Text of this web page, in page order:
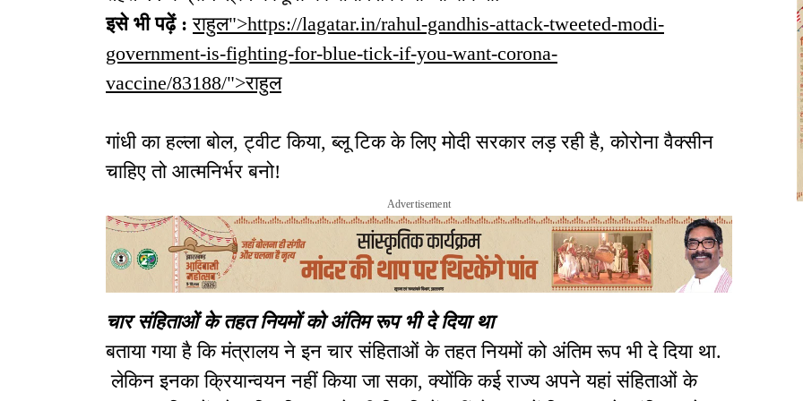
इसे भी पढ़ें :राहुल">https://lagatar.in/rahul-gandhis-attack-tweeted-modi-
government-is-fighting-for-blue-tick-if-you-want-corona-
vaccine/83188/">राहुल
गांधी का हल्ला बोल, ट्वीट किया, ब्लू टिक के लिए मोदी सरकार लड़ रही है, कोरोना वैक्सीन
चाहिए तो आत्मनिर्भर बनो!
Advertisement
चार संहिताओं के तहत नियमों को अंतिम रूप भी दे दिया था
बताया गया है कि मंत्रालय ने इन चार संहिताओं के तहत नियमों को अंतिम रूप भी दे दिया था.
लेकिन इनका क्रियान्वयन नहीं किया जा सका, क्योंकि कई राज्य अपने यहां संहिताओं के